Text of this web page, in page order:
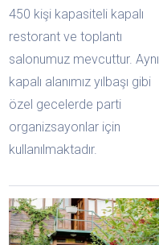
450 kişi kapasiteli kapalı
restorant ve toplantı
salonumuz mevcuttur. Aynı
kapalı alanımız yılbaşı gibi
özel gecelerde parti
organizsayonlar için
kullanılmaktadır.